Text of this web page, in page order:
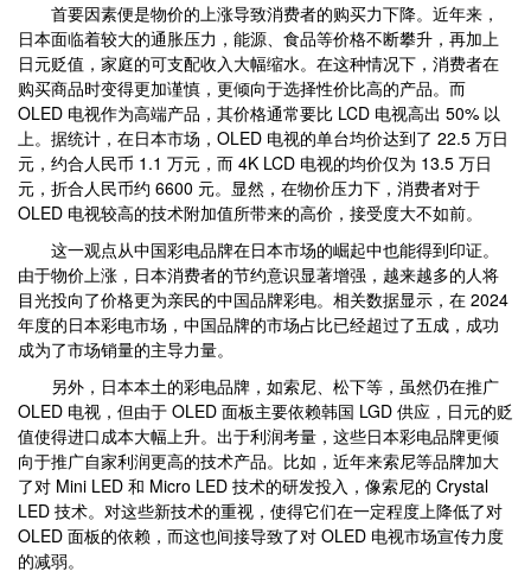
首要因素便是物价的上涨导致消费者的购买力下降。近年来，
日本面临着较大的通胀压力，能源、食品等价格不断攀升，再加上
日元贬值，家庭的可支配收入大幅缩水。在这种情况下，消费者在
购买商品时变得更加谨慎，更倾向于选择性价比高的产品。而
OLED 电视作为高端产品，其价格通常要比 LCD 电视高出 50% 以
上。据统计，在日本市场，OLED 电视的单台均价达到了 22.5 万日
元，约合人民币 1.1 万元，而 4K LCD 电视的均价仅为 13.5 万日
元，折合人民币约 6600 元。显然，在物价压力下，消费者对于
OLED 电视较高的技术附加值所带来的高价，接受度大不如前。
这一观点从中国彩电品牌在日本市场的崛起中也能得到印证。
由于物价上涨，日本消费者的节约意识显著增强，越来越多的人将
目光投向了价格更为亲民的中国品牌彩电。相关数据显示，在 2024
年度的日本彩电市场，中国品牌的市场占比已经超过了五成，成功
成为了市场销量的主导力量。
另外，日本本土的彩电品牌，如索尼、松下等，虽然仍在推广
OLED 电视，但由于 OLED 面板主要依赖韩国 LGD 供应，日元的贬
值使得进口成本大幅上升。出于利润考量，这些日本彩电品牌更倾
向于推广自家利润更高的技术产品。比如，近年来索尼等品牌加大
了对 Mini LED 和 Micro LED 技术的研发投入，像索尼的 Crystal
LED 技术。对这些新技术的重视，使得它们在一定程度上降低了对
OLED 面板的依赖，而这也间接导致了对 OLED 电视市场宣传力度
的减弱。